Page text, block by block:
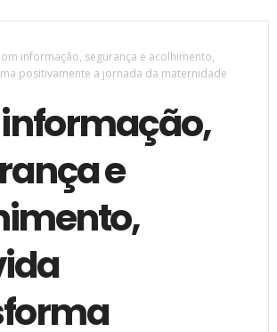
informação, segurança e acolhimento,
positivamente a jornada da maternidade
e